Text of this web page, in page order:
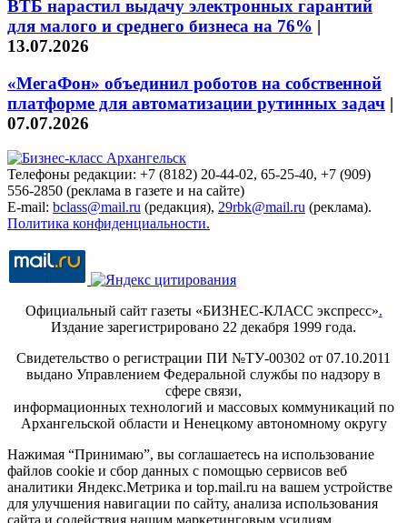
ВТБ нарастил выдачу электронных гарантий
для малого и среднего бизнеса на 76% |
13.07.2026
«МегаФон» объединил роботов на собственной
платформе для автоматизации рутинных задач |
07.07.2026
Телефоны редакции: +7 (8182) 20-44-02, 65-25-40, +7 (909)
556-2850 (реклама в газете и на сайте)
E-mail: bclass@mail.ru (редакция), 29rbk@mail.ru (реклама).
Политика конфиденциальности.
Официальный сайт газеты «БИЗНЕС-КЛАСС экспресс».
Издание зарегистрировано 22 декабря 1999 года.
Свидетельство о регистрации ПИ №ТУ-00302 от 07.10.2011
выдано Управлением Федеральной службы по надзору в
сфере связи,
информационных технологий и массовых коммуникаций по
Архангельской области и Ненецкому автономному округу
Нажимая “Принимаю”, вы соглашаетесь на использование
файлов cookie и сбор данных с помощью сервисов веб
аналитики Яндекс.Метрика и top.mail.ru на вашем устройстве
для улучшения навигации по сайту, анализа использования